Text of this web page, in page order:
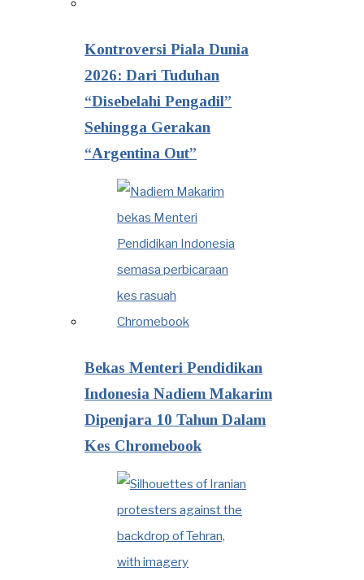
Kontroversi Piala Dunia
2026: Dari Tuduhan
“Disebelahi Pengadil”
Sehingga Gerakan
“Argentina Out”
Bekas Menteri Pendidikan
Indonesia Nadiem Makarim
Dipenjara 10 Tahun Dalam
Kes Chromebook